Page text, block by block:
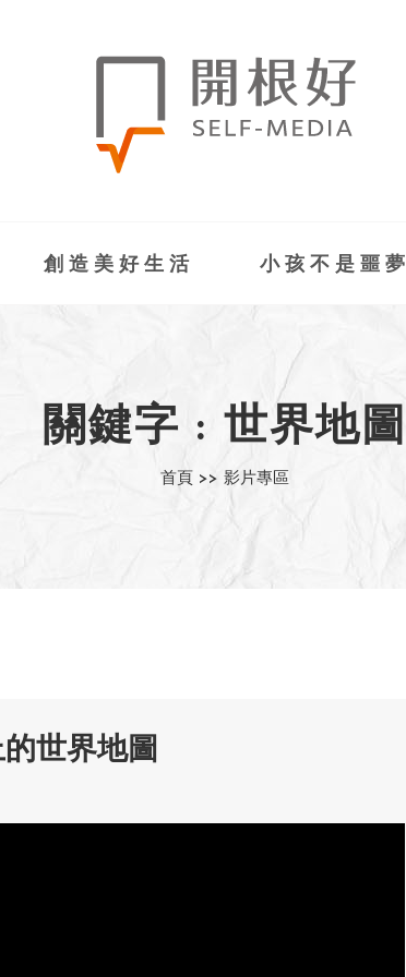
創造美好生活 小孩不是噩夢
關鍵字 : 世界地圖
首頁 >> 影片專區
世界地圖